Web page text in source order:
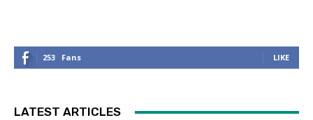
253 Fans LIKE
LATEST ARTICLES